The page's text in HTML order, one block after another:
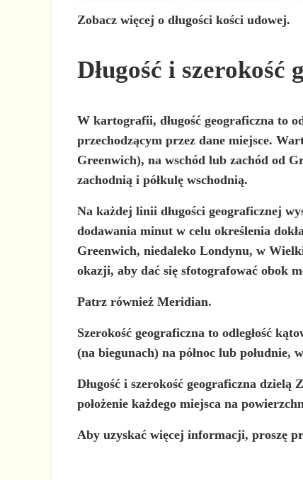
Zobacz więcej o długości kości udowej.
Długość i szerokość
W kartografii,długość geograficzna to
przechodzącym przez dane miejsce.
Greenwich), na wschód lub zachód od
zachodnią i półkulę wschodnią.
Na każdej linii długości geograficznej
dodawania minut w celu określenia
Greenwich, niedaleko Londynu, w
okazji, aby dać się sfotografować obok
Patrz również Meridian.
Szerokość geograficzna to odległość
(na biegunach) na północ lub południe,
Długość i szerokość geograficzna dzielą
położenie każdego miejsca na
Aby uzyskać więcej informacji, proszę